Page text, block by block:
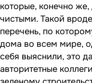
которые, конечно
чистыми. Такой
перечень, по
дома во всем мире,
себя выяснили, это
авторитетные